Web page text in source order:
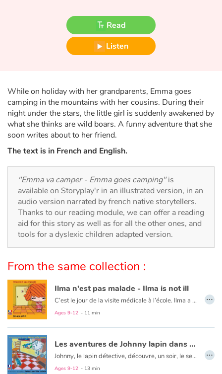
Ogres, monsters and witches
Heroines and Heroes
The animals
Travel, epic, investigation, adventure
Around the world
Learning
Arts, space, activities
Documentaries
With the family
Daily life and hobbies
At school
Festivals and events
Love and friendship
Social issues
Read
Listen
While on holiday with her grandparents, Emma goes
camping in the mountains with her cousins. During their
night under the stars, the little girl is suddenly awakened by
what she thinks are wild boars. A funny adventure that she
soon writes about to her friend.
The text is in French and English.
"Emma va camper - Emma goes camping"is
available on Storyplay'r in an illustrated version, in an
audio version narrated by french native storytellers.
Thanks to our reading module, we can offer a reading
aid for this story as well as for all the other ones, and
tools for a dyslexic children adapted version.
From the same collection :
Ilma n'est pas malade - Ilma is not ill
C’est le jour de la visite médicale à l’école. Ilma a peur des piqûres et décide de se cacher. Toute la classe se met à sa recherche. Mais Ilma se blesse et la visite devient inévitable pour elle.
Le texte est en français et en anglais.
Ages 9-12 - 11 min
…
Les aventures de Johnny lapin dans Johnny et le coucou - The adventures of Johnny Rabbit in Johnny and the cuckoo
Johnny, le lapin détective, découvre, un soir, le secret de Max le coucou. En effet, Max est amoureux. Il dissimule dans son horloge une Madame Coucou et leurs petits. Mais le fermier sera-t-il prêt à accepter ces clandestins?
Le texte est en français et en anglais.
Ages 9-12 - 13 min
…